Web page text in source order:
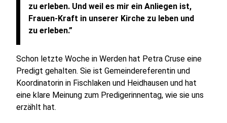
zu erleben. Und weil es mir ein Anliegen ist,
Frauen-Kraft in unserer Kirche zu leben und
zu erleben.”
Schon letzte Woche in Werden hat Petra Cruse eine
Predigt gehalten. Sie ist Gemeindereferentin und
Koordinatorin in Fischlaken und Heidhausen und hat
eine klare Meinung zum Predigerinnentag, wie sie uns
erzählt hat.